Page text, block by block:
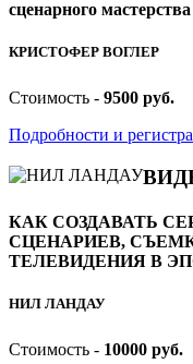
сценарного
КРИСТОФЕР ВОГЛЕР
Стоимость - 9500 руб.
Подробности и
КАК СОЗДАВАТЬ
СЦЕНАРИЕВ,
ТЕЛЕВИДЕНИЯ В
НИЛ ЛАНДАУ
Стоимость - 10000 руб.